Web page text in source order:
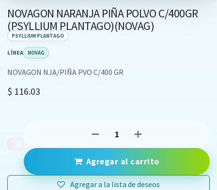
NOVAGON NARANJA PIÑA POLVO C/400GR
(PSYLLIUM PLANTAGO)(NOVAG)
PSYLLIUM PLANTAGO
LÍNEA NOVAG
NOVAGON NJA/PIÑA PVO C/400 GR
$ 116.03
Agregar al carrito
Agregar a la lista de deseos